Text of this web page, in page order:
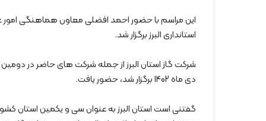
این مراسم با حضور احمد افضلی معاون هماهنگی امور
استانداری البرز برگزار شد.
شرکت گاز استان البرز از جمله شرکت های حاضر در
دی ماه 1402 برگزار شد، حضور یافت.